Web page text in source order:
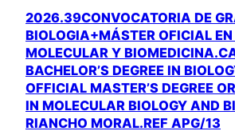
2026.39CONVOCATORIA DE
BIOLOGIA+MÁSTER OFICIAL
MOLECULAR Y
BACHELOR’S DEGREE IN
OFFICIAL MASTER’S DEGREE
IN MOLECULAR BIOLOGY AND
RIANCHO MORAL.REF APG/13